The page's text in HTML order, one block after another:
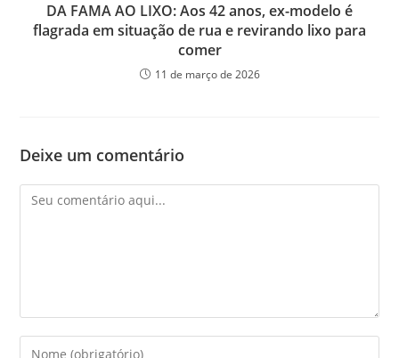
DA FAMA AO LIXO: Aos 42 anos, ex-modelo é
flagrada em situação de rua e revirando lixo para
comer
11 de março de 2026
Deixe um comentário
Comentário
Digite